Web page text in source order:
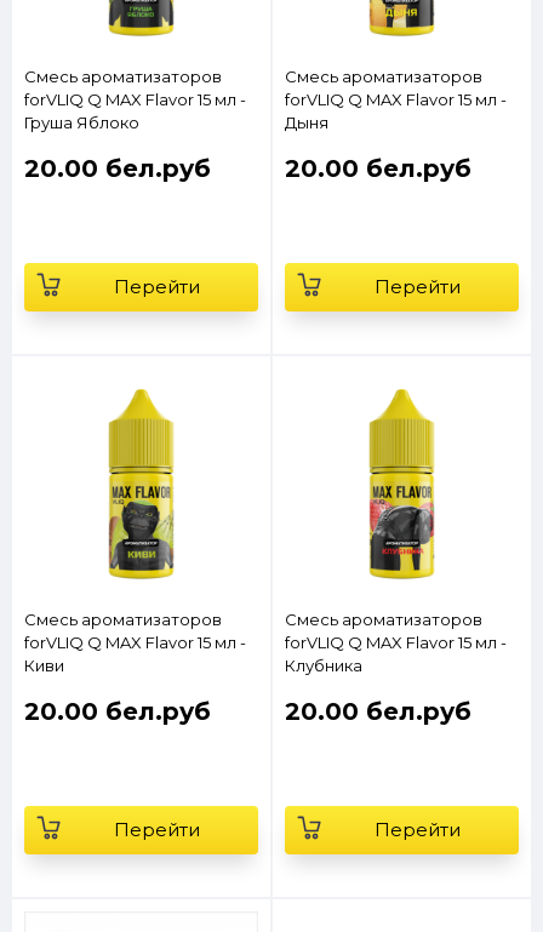
Смесь ароматизаторов
forVLIQ Q MAX Flavor 15 мл -
Груша Яблоко
20.00 бел.руб
Перейти
Смесь ароматизаторов
forVLIQ Q MAX Flavor 15 мл -
Дыня
20.00 бел.руб
Перейти
Смесь ароматизаторов
forVLIQ Q MAX Flavor 15 мл -
Киви
20.00 бел.руб
Перейти
Смесь ароматизаторов
forVLIQ Q MAX Flavor 15 мл -
Клубника
20.00 бел.руб
Перейти